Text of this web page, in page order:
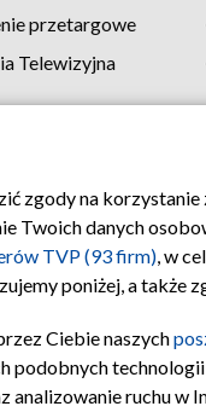
przetargowe
Telewizyjna
Polityka
zgody na
danych
TVP (93 firm), w
poniżej, a
Ciebie naszych
analizowanie ruchu w